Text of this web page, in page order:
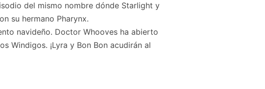
del mismo nombre dónde Starlight y
su hermano Pharynx.
navideño. Doctor Whooves ha abierto
Windigos. ¡Lyra y Bon Bon acudirán al